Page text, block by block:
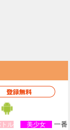
ル 美少女
一番